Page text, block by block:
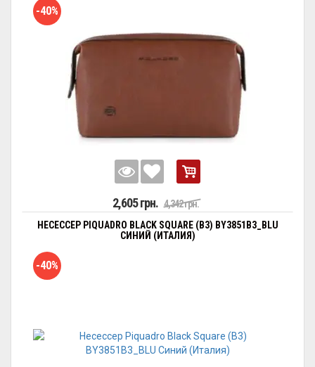
-40%
2,605 грн. 4,342 грн.
НЕСЕССЕР PIQUADRO BLACK SQUARE (B3) BY3851B3_BLU
СИНИЙ (ИТАЛИЯ)
-40%